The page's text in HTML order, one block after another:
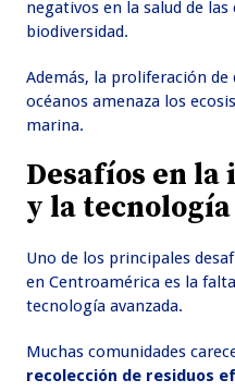
negativos en la salud de
biodiversidad.
Además, la proliferación
océanos amenaza los
marina.
Desafíos en
y la tecnología
Uno de los principales
en Centroamérica es la
tecnología avanzada.
Muchas comunidades
recolección de residuos